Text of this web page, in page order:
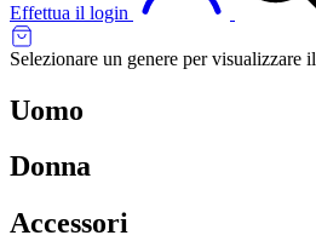
Effettua il login
Selezionare un genere per visualizzare
Uomo
Donna
Accessori